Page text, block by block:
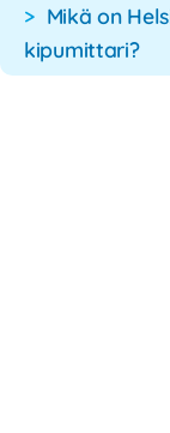
Mikä on
kipumittari?